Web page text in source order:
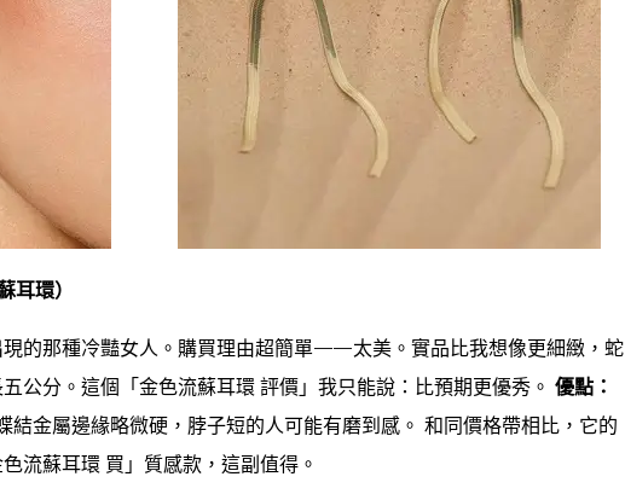
環）
的那種冷豔女人。購買理由超簡單——太美。實品比我想像更細緻，蛇
公分。這個「金色流蘇耳環 評價」我只能說：比預期更優秀。 優點：
結金屬邊緣略微硬，脖子短的人可能有磨到感。 和同價格帶相比，它的
流蘇耳環 買」質感款，這副值得。